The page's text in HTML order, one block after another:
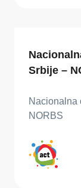
Srbije –
Nacionalna
NORBS